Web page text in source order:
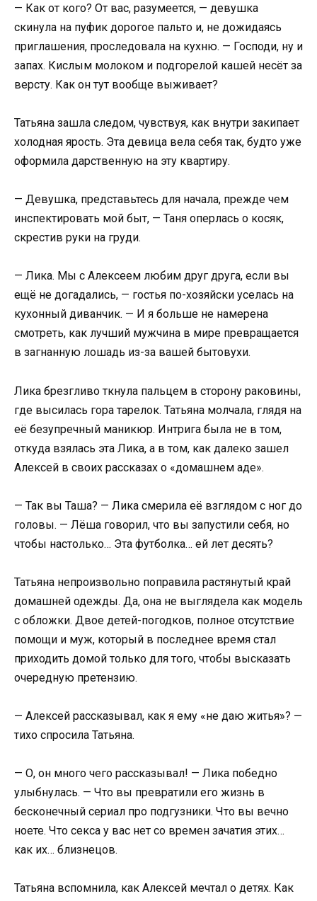
— Как от кого? От вас, разумеется, — девушка
скинула на пуфик дорогое пальто и, не дожидаясь
приглашения, проследовала на кухню. — Господи, ну и
запах. Кислым молоком и подгорелой кашей несёт за
версту. Как он тут вообще выживает?
Татьяна зашла следом, чувствуя, как внутри закипает
холодная ярость. Эта девица вела себя так, будто уже
оформила дарственную на эту квартиру.
— Девушка, представьтесь для начала, прежде чем
инспектировать мой быт, — Таня оперлась о косяк,
скрестив руки на груди.
— Лика. Мы с Алексеем любим друг друга, если вы
ещё не догадались, — гостья по-хозяйски уселась на
кухонный диванчик. — И я больше не намерена
смотреть, как лучший мужчина в мире превращается
в загнанную лошадь из-за вашей бытовухи.
Лика брезгливо ткнула пальцем в сторону раковины,
где высилась гора тарелок. Татьяна молчала, глядя на
её безупречный маникюр. Интрига была не в том,
откуда взялась эта Лика, а в том, как далеко зашел
Алексей в своих рассказах о «домашнем аде».
— Так вы Таша? — Лика смерила её взглядом с ног до
головы. — Лёша говорил, что вы запустили себя, но
чтобы настолько… Эта футболка… ей лет десять?
Татьяна непроизвольно поправила растянутый край
домашней одежды. Да, она не выглядела как модель
с обложки. Двое детей-погодков, полное отсутствие
помощи и муж, который в последнее время стал
приходить домой только для того, чтобы высказать
очередную претензию.
— Алексей рассказывал, как я ему «не даю житья»? —
тихо спросила Татьяна.
— О, он много чего рассказывал! — Лика победно
улыбнулась. — Что вы превратили его жизнь в
бесконечный сериал про подгузники. Что вы вечно
ноете. Что секса у вас нет со времен зачатия этих…
как их… близнецов.
Татьяна вспомнила, как Алексей мечтал о детях. Как